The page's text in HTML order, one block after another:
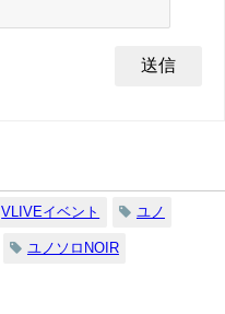
VLIVEイベント ユノ
ユノソロNOIR